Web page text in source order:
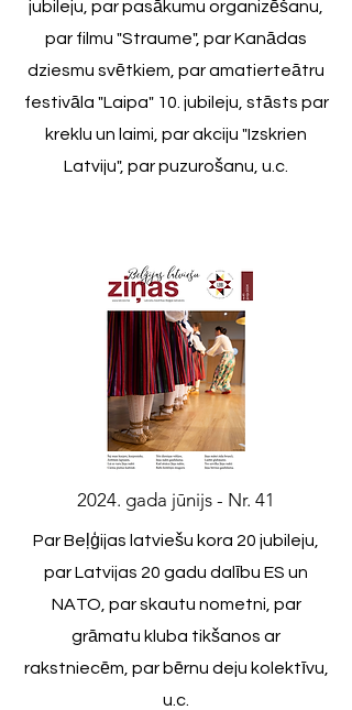
jubileju, par pasākumu organizēšanu,
par filmu "Straume", par Kanādas
dziesmu svētkiem, par amatierteātru
festivāla "Laipa" 10. jubileju, stāsts par
kreklu un laimi, par akciju "Izskrien
Latviju", par puzurošanu, u.c.
2024. gada jūnijs - Nr. 41
Par Beļģijas latviešu kora 20 jubileju,
par Latvijas 20 gadu dalību ES un
NATO, par skautu nometni, par
grāmatu kluba tikšanos ar
rakstniecēm, par bērnu deju kolektīvu,
u.c.